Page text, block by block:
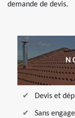
demande de devis.
Devis et
Sans